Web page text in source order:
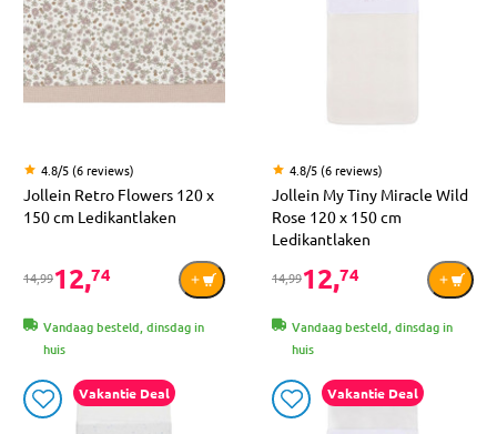
4.8/5 (6 reviews)
Jollein Retro Flowers 120 x
150 cm Ledikantlaken
14,9912,74
Vandaag besteld, dinsdag in
huis
4.8/5 (6 reviews)
Jollein My Tiny Miracle Wild
Rose 120 x 150 cm
Ledikantlaken
14,9912,74
Vandaag besteld, dinsdag in
huis
Vakantie Deal Vakantie Deal